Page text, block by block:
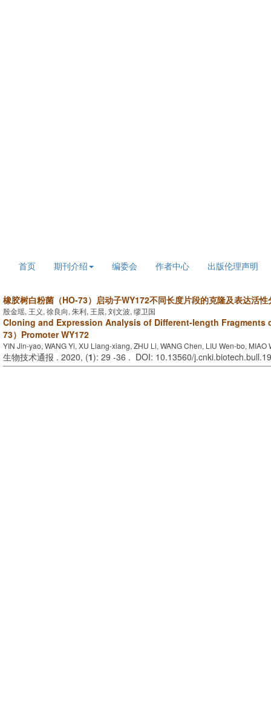
首页 期刊介绍 编委会 作者中心 出版伦理声明
橡胶树白粉菌（HO-73）启动子WY172不同长度片段的克隆及表达活性
殷金瑶, 王义, 徐良向, 朱利, 王晨, 刘文波, 缪卫国
Cloning and Expression Analysis of Different-length Fragments
73）Promoter WY172
YIN Jin-yao, WANG Yi, XU Liang-xiang, ZHU Li, WANG Chen, LIU Wen-bo, MIAO
生物技术通报 . 2020, (1): 29 -36 . DOI: 10.13560/